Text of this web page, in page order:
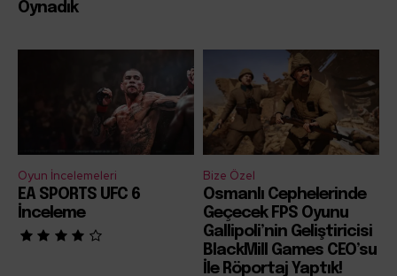
Oynadık
Oyun İncelemeleri
EA SPORTS UFC 6
İnceleme
Bize Özel
Osmanlı Cephelerinde
Geçecek FPS Oyunu
Gallipoli’nin Geliştiricisi
BlackMill Games CEO’su
İle Röportaj Yaptık!